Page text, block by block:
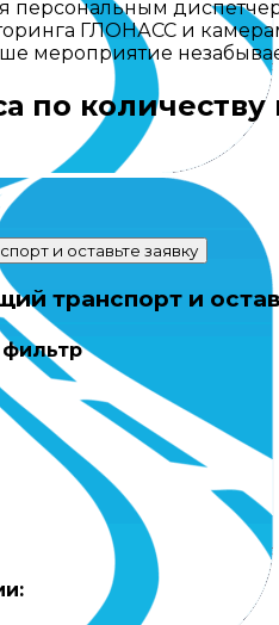
персональным
ГЛОНАСС и
мероприятие
по количеству
и оставьте заявку
транспорт и